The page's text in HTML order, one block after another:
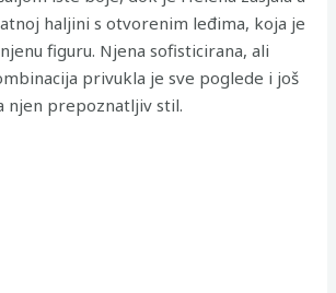
haljini s otvorenim leđima, koja je
figuru. Njena sofisticirana, ali
privukla je sve poglede i još
njen prepoznatljiv stil.